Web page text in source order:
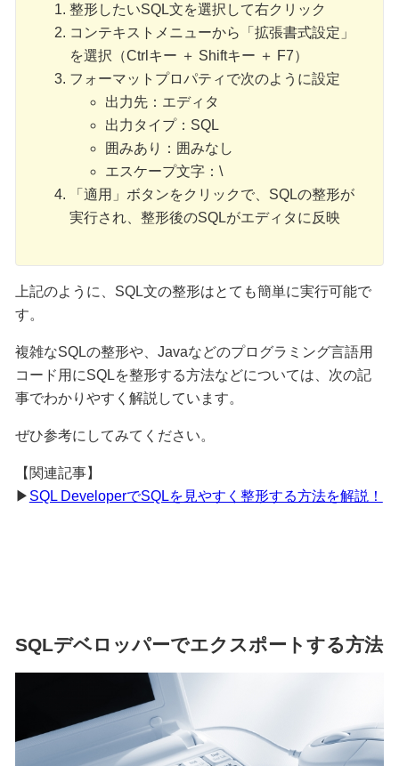
整形したいSQL文を選択して右クリック
コンテキストメニューから「拡張書式設定」
を選択（Ctrlキー ＋ Shiftキー ＋ F7）
フォーマットプロパティで次のように設定
出力先：エディタ
出力タイプ：SQL
囲みあり：囲みなし
エスケープ文字：\
「適用」ボタンをクリックで、SQLの整形が
実行され、整形後のSQLがエディタに反映
上記のように、SQL文の整形はとても簡単に実行可能で
す。
複雑なSQLの整形や、Javaなどのプログラミング言語用
コード用にSQLを整形する方法などについては、次の記
事でわかりやすく解説しています。
ぜひ参考にしてみてください。
【関連記事】
▶︎ SQL DeveloperでSQLを見やすく整形する方法を解説！
SQLデベロッパーでエクスポートする方法